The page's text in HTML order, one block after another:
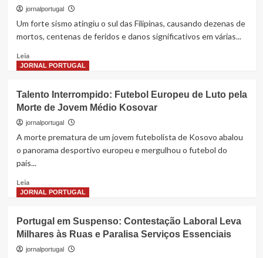
bilhetes
o
Mundial
teme
prejuízos
os
seus
jornalportugal
Um forte sismo atingiu o sul das Filipinas, causando dezenas de
mortos, centenas de feridos e danos significativos em várias...
LeiaRead
more
em
Ruínas:
Sismo
Provoca
Mortes,
Destruição
Horas
de
nas
Filipinas
JORNAL PORTUGAL
Talento Interrompido: Futebol Europeu de Luto pela
Morte de Jovem Médio Kosovar
jornalportugal
A morte prematura de um jovem futebolista de Kosovo abalou
o panorama desportivo europeu e mergulhou o futebol do
país...
LeiaRead
more
Interrompido:
Futebol
Europeu
JORNAL PORTUGAL
Portugal em Suspenso: Contestação Laboral Leva
Milhares às Ruas e Paralisa Serviços Essenciais
jornalportugal